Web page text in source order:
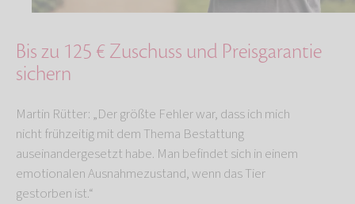
Bis zu 125 € Zuschuss und Preisgarantie
sichern
Martin Rütter: „Der größte Fehler war, dass ich mich
nicht frühzeitig mit dem Thema Bestattung
auseinandergesetzt habe. Man befindet sich in einem
emotionalen Ausnahmezustand, wenn das Tier
gestorben ist.“